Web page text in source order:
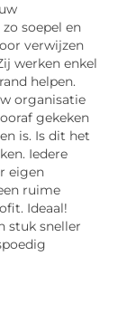
soepel en
verwijzen
werken enkel
helpen.
organisatie
gekeken
is. Is dit het
Iedere
eigen
ruime
Ideaal!
stuk sneller